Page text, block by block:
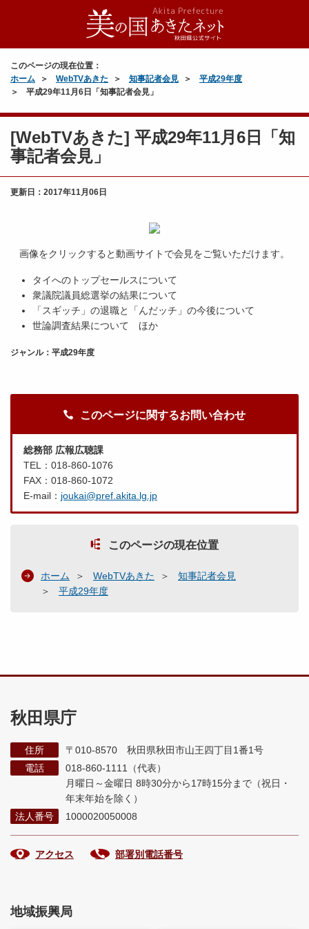
このページの現在位置：
ホーム
WebTVあきた 知事記者会見
平成29年度
平成29年11月6日「知事記者会見」
[WebTVあきた] 平成29年11月6日「知
事記者会見」
更新日： 2017年11月06日
画像をクリックすると動画サイトで会見をご覧いただけます。
タイへのトップセールスについて
衆議院議員総選挙の結果について
「スギッチ」の退職と「んだッチ」の今後について
世論調査結果について ほか
ジャンル：平成29年度
このページに関するお問い合わせ
総務部 広報広聴課
TEL：018-860-1076
FAX：018-860-1072
E-mail： joukai@pref.akita.lg.jp
このページの現在位置
ホーム WebTVあきた
知事記者会見
平成29年度
秋田県庁
住所
〒010-8570 秋田県秋田市山王四丁目1番1号
電話
018-860-1111（代表）
月曜日～金曜日 8時30分から17時15分まで （祝日・
年末年始を除く）
法人番号
1000020050008
アクセス 部署別電話番号
地域振興局